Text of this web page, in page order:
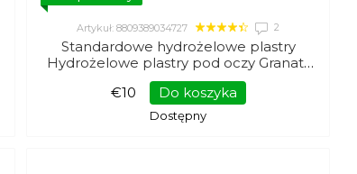
Artykuł: 8809389034727 2
Standardowe hydrożelowe plastry
Hydrożelowe plastry pod oczy Granat i
Rubin BeauuGreen 60 szt.
€10 Do koszyka
Dostępny